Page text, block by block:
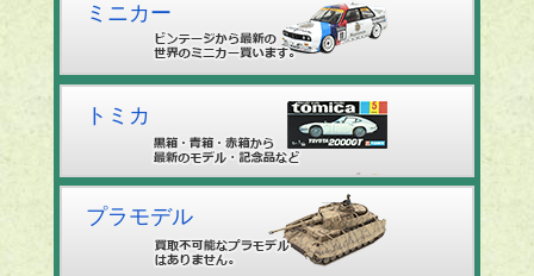
ミニカー
トミカ
プラモデル